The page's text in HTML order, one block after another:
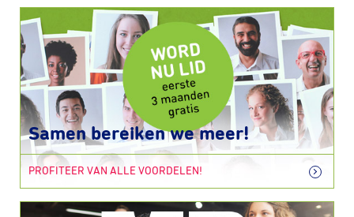
Samen bereiken we meer!
PROFITEER VAN ALLE VOORDELEN!